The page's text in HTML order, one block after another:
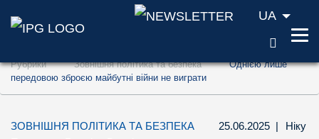
Перейти до змісту (ключ доступу '1')
Перейти до пошуку (ключ доступу '2')
UA
Рубрики Зовнішня політика та безпека
Однією лише
передовою зброєю майбутні війни не виграти
ЗОВНІШНЯ ПОЛІТИКА ТА БЕЗПЕКА 25.06.2025 |
Ніку